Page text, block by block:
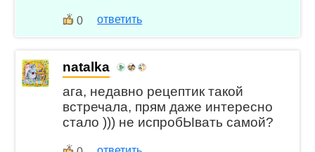
0 ответить
natalka
ага, недавно рецептик такой
встречала, прям даже интересно
стало ))) не испробЫвать самой?